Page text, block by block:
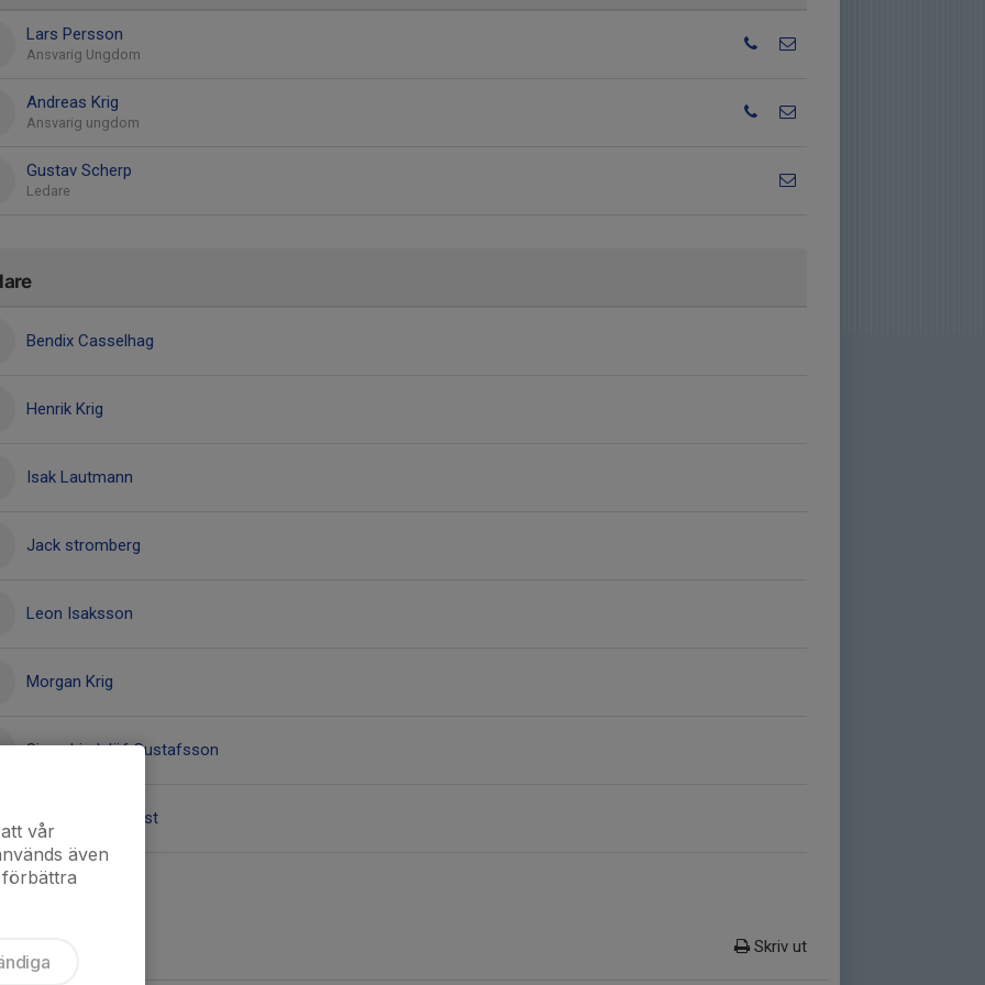
Lars Persson
Ansvarig Ungdom
Andreas Krig
Ansvarig ungdom
Gustav Scherp
Ledare
Bendix Casselhag
Henrik Krig
Isak Lautmann
Jack stromberg
Leon Isaksson
Morgan Krig
Signe Lindelöf Gustafsson
Vincent Blomquist
Skriv ut
vår
även